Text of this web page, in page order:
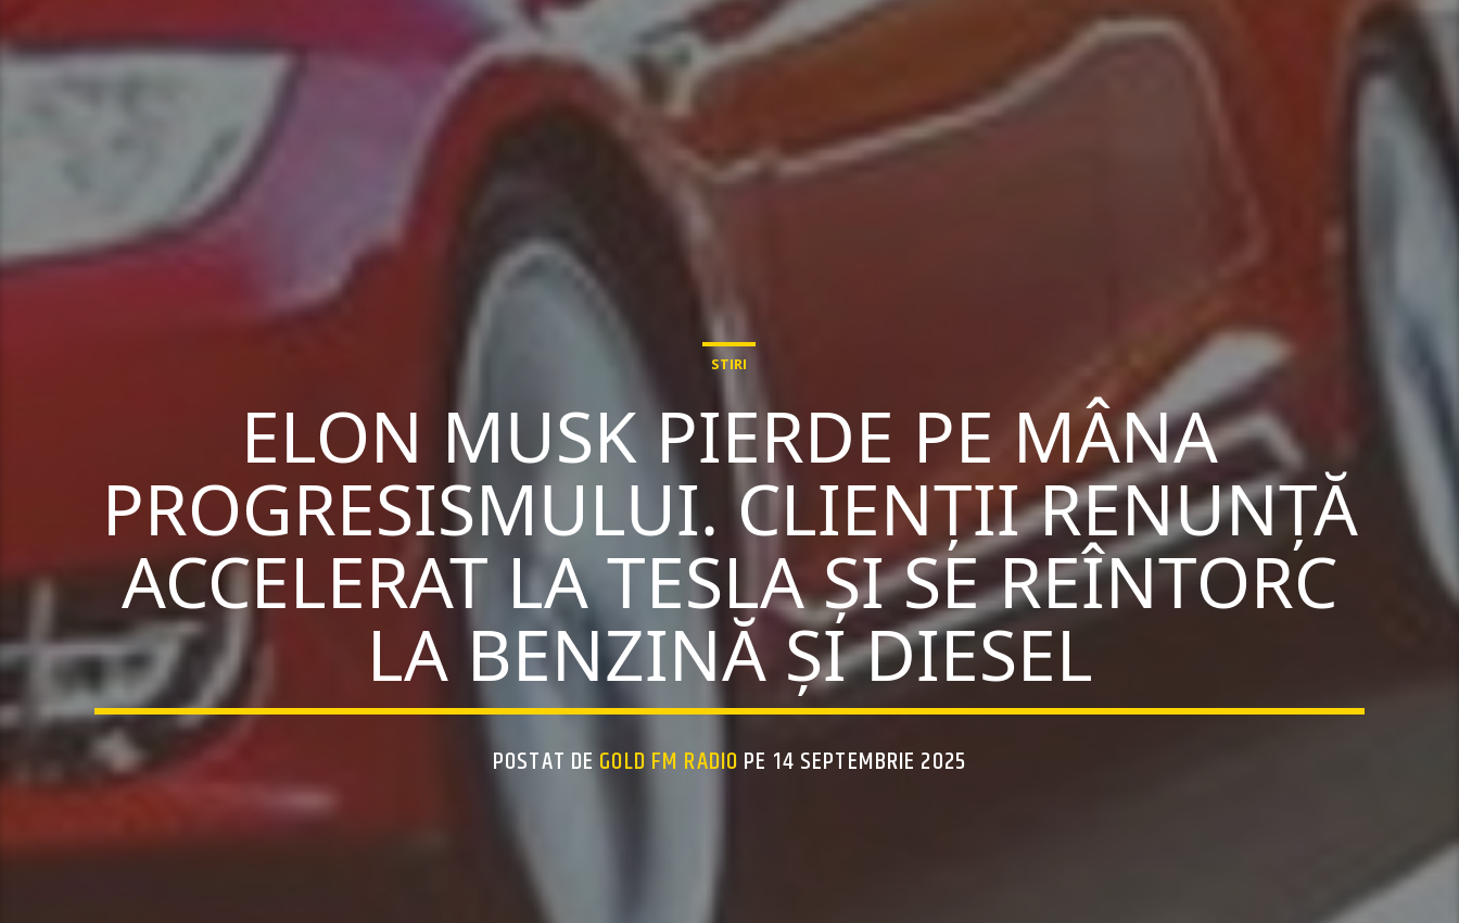
STIRI
ELON MUSK PIERDE PE MÂNA
PROGRESISMULUI. CLIENȚII RENUNȚĂ
ACCELERAT LA TESLA ȘI SE REÎNTORC
LA BENZINĂ ȘI DIESEL
POSTAT DE GOLD FM RADIO PE 14 SEPTEMBRIE 2025